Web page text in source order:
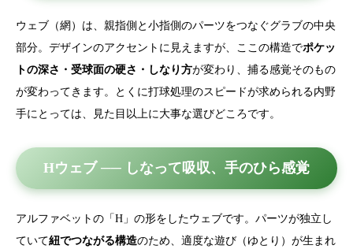
ウェブ（網）は、親指側と小指側のパーツをつなぐグラブの中央
部分。デザインのアクセントに見えますが、ここの構造でポケッ
トの深さ・受球面の硬さ・しなり方が変わり、捕る感覚そのもの
が変わってきます。とくに打球処理のスピードが求められる内野
手にとっては、見た目以上に大事な選びどころです。
Hウェブ ── しなって吸収、手のひら感覚
アルファベットの「H」の形をしたウェブです。パーツが独立し
ていて紐でつながる構造のため、適度な遊び（ゆとり）が生まれ